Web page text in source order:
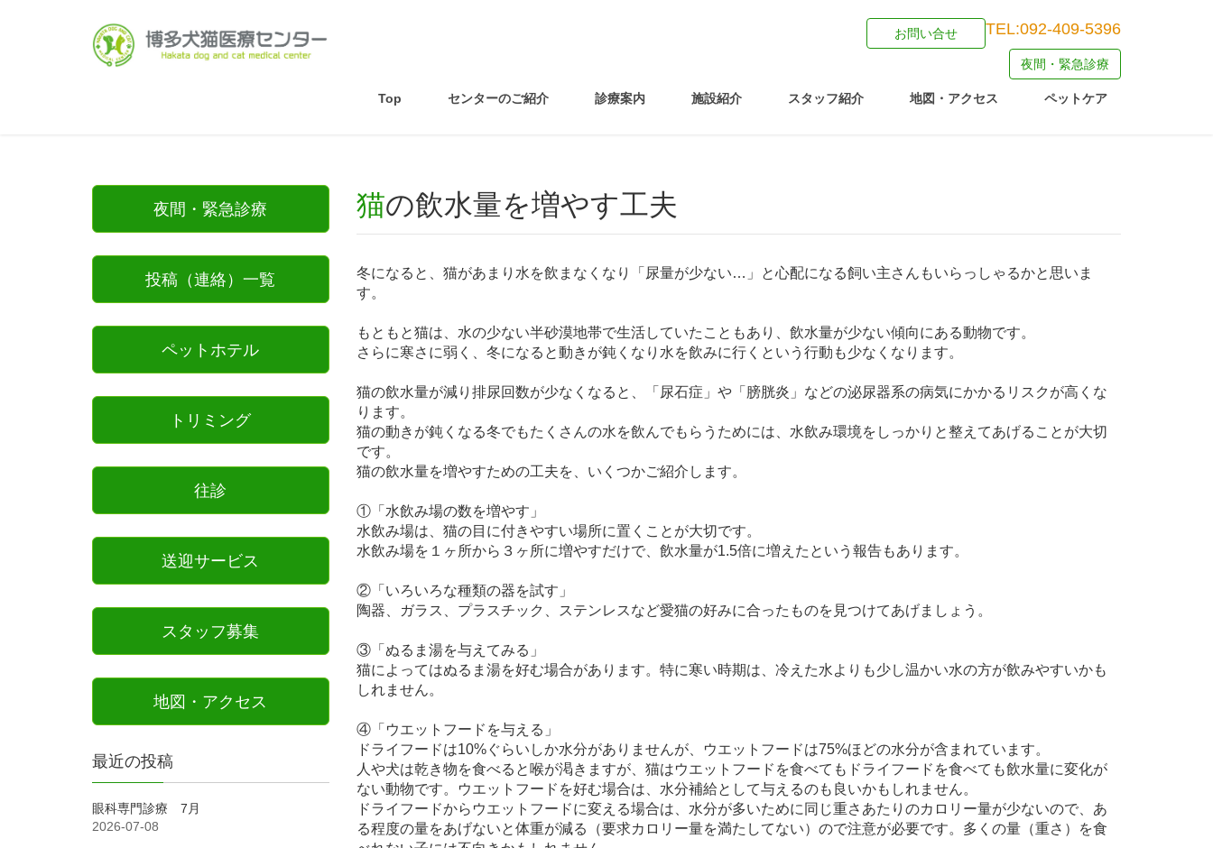
TEL:092-409-5396
お問い合せ
夜間・緊急診療
Top センターのご紹介 診療案内 施設紹介 スタッフ紹介 地図・アクセス ペットケア
猫の飲水量を増やす工夫
冬になると、猫があまり水を飲まなくなり「尿量が少ない…」と心配になる飼い主さんもいらっしゃるかと思いま
す。
もともと猫は、水の少ない半砂漠地帯で生活していたこともあり、飲水量が少ない傾向にある動物です。
さらに寒さに弱く、冬になると動きが鈍くなり水を飲みに行くという行動も少なくなります。
猫の飲水量が減り排尿回数が少なくなると、「尿石症」や「膀胱炎」などの泌尿器系の病気にかかるリスクが高くな
ります。
猫の動きが鈍くなる冬でもたくさんの水を飲んでもらうためには、水飲み環境をしっかりと整えてあげることが大切
です。
猫の飲水量を増やすための工夫を、いくつかご紹介します。
①「水飲み場の数を増やす」
水飲み場は、猫の目に付きやすい場所に置くことが大切です。
水飲み場を１ヶ所から３ヶ所に増やすだけで、飲水量が1.5倍に増えたという報告もあります。
②「いろいろな種類の器を試す」
陶器、ガラス、プラスチック、ステンレスなど愛猫の好みに合ったものを見つけてあげましょう。
③「ぬるま湯を与えてみる」
猫によってはぬるま湯を好む場合があります。特に寒い時期は、冷えた水よりも少し温かい水の方が飲みやすいかも
しれません。
④「ウエットフードを与える」
ドライフードは10%ぐらいしか水分がありませんが、ウエットフードは75%ほどの水分が含まれています。
人や犬は乾き物を食べると喉が渇きますが、猫はウエットフードを食べてもドライフードを食べても飲水量に変化が
ない動物です。ウエットフードを好む場合は、水分補給として与えるのも良いかもしれません。
ドライフードからウエットフードに変える場合は、水分が多いために同じ重さあたりのカロリー量が少ないので、あ
る程度の量をあげないと体重が減る（要求カロリー量を満たしてない）ので注意が必要です。多くの量（重さ）を食
夜間・緊急診療
投稿（連絡）一覧
ペットホテル
トリミング
往診
送迎サービス
スタッフ募集
地図・アクセス
最近の投稿
眼科専門診療 7月
2026-07-08